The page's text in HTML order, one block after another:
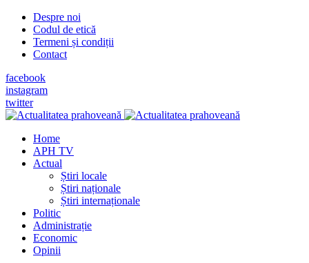
Despre noi
Codul de etică
Termeni și condiții
Contact
facebook
instagram
twitter
Home
APH TV
Actual
Știri locale
Știri naționale
Știri internaționale
Politic
Administrație
Economic
Opinii